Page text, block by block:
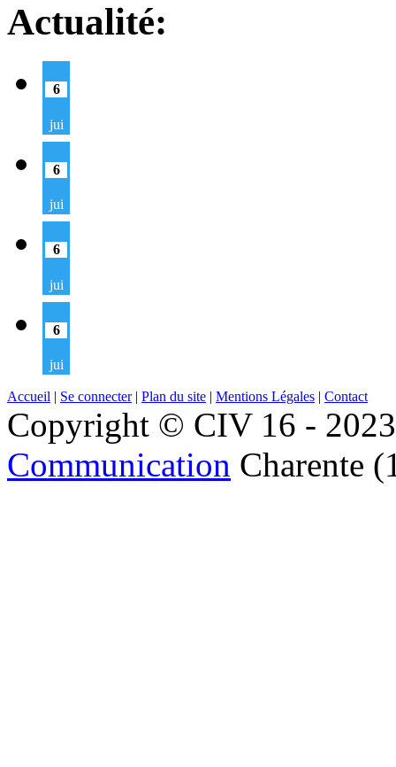
Actualité:
6
jui
6
jui
6
jui
6
jui
Accueil | Se connecter| Plan du site | Mentions Légales | Contact
Copyright © CIV 16 -
Communication Charente